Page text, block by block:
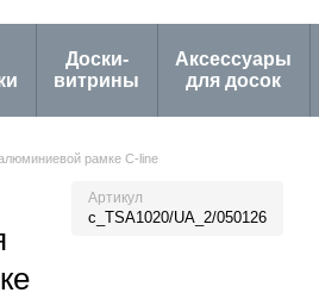
Доски-
витрины
Аксессуары
для досок
рамке C-line
Артикул
c_TSA1020/UA_2/050126